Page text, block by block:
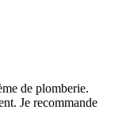
de plomberie.
Je recommande